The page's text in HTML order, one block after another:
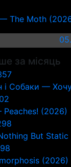
The Moth
за місяць
Собаки —
(2026)
But Static
(2026)